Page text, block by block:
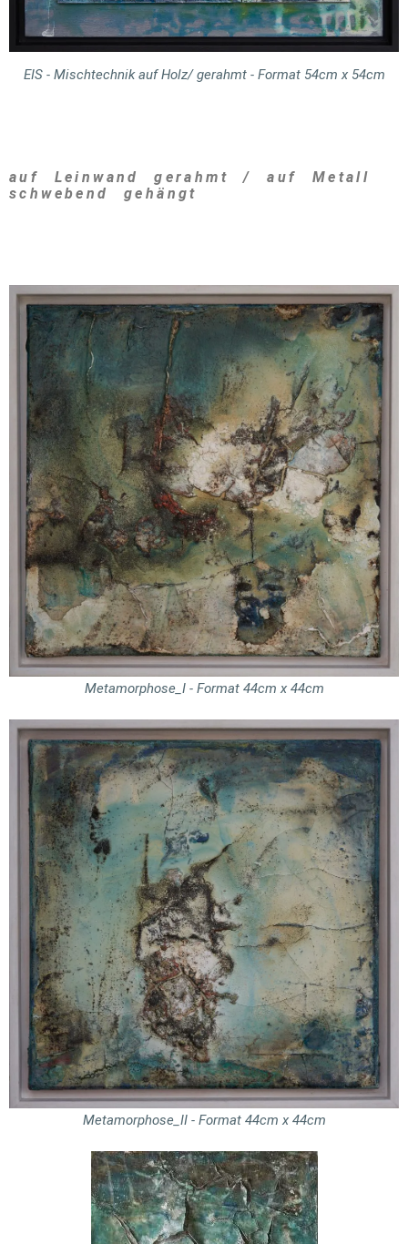
EIS - Mischtechnik auf Holz/ gerahmt - Format 54cm x 54cm
auf Leinwand gerahmt / auf Metall
schwebend gehängt
Metamorphose_I - Format 44cm x 44cm
Metamorphose_II - Format 44cm x 44cm